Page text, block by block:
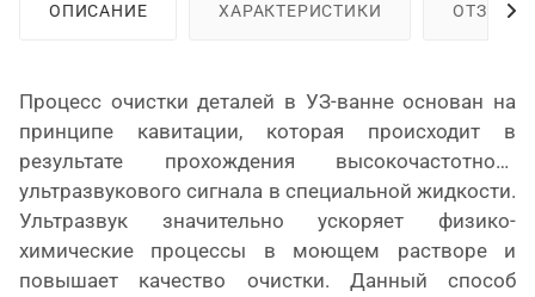
ОПИСАНИЕ ХАРАКТЕРИСТИКИ ОТЗЫВЫ
Процесс очистки деталей в УЗ-ванне основан на
принципе кавитации, которая происходит в
результате прохождения высокочастотного
ультразвукового сигнала в специальной жидкости.
Ультразвук значительно ускоряет физико-
химические процессы в моющем растворе и
повышает качество очистки. Данный способ